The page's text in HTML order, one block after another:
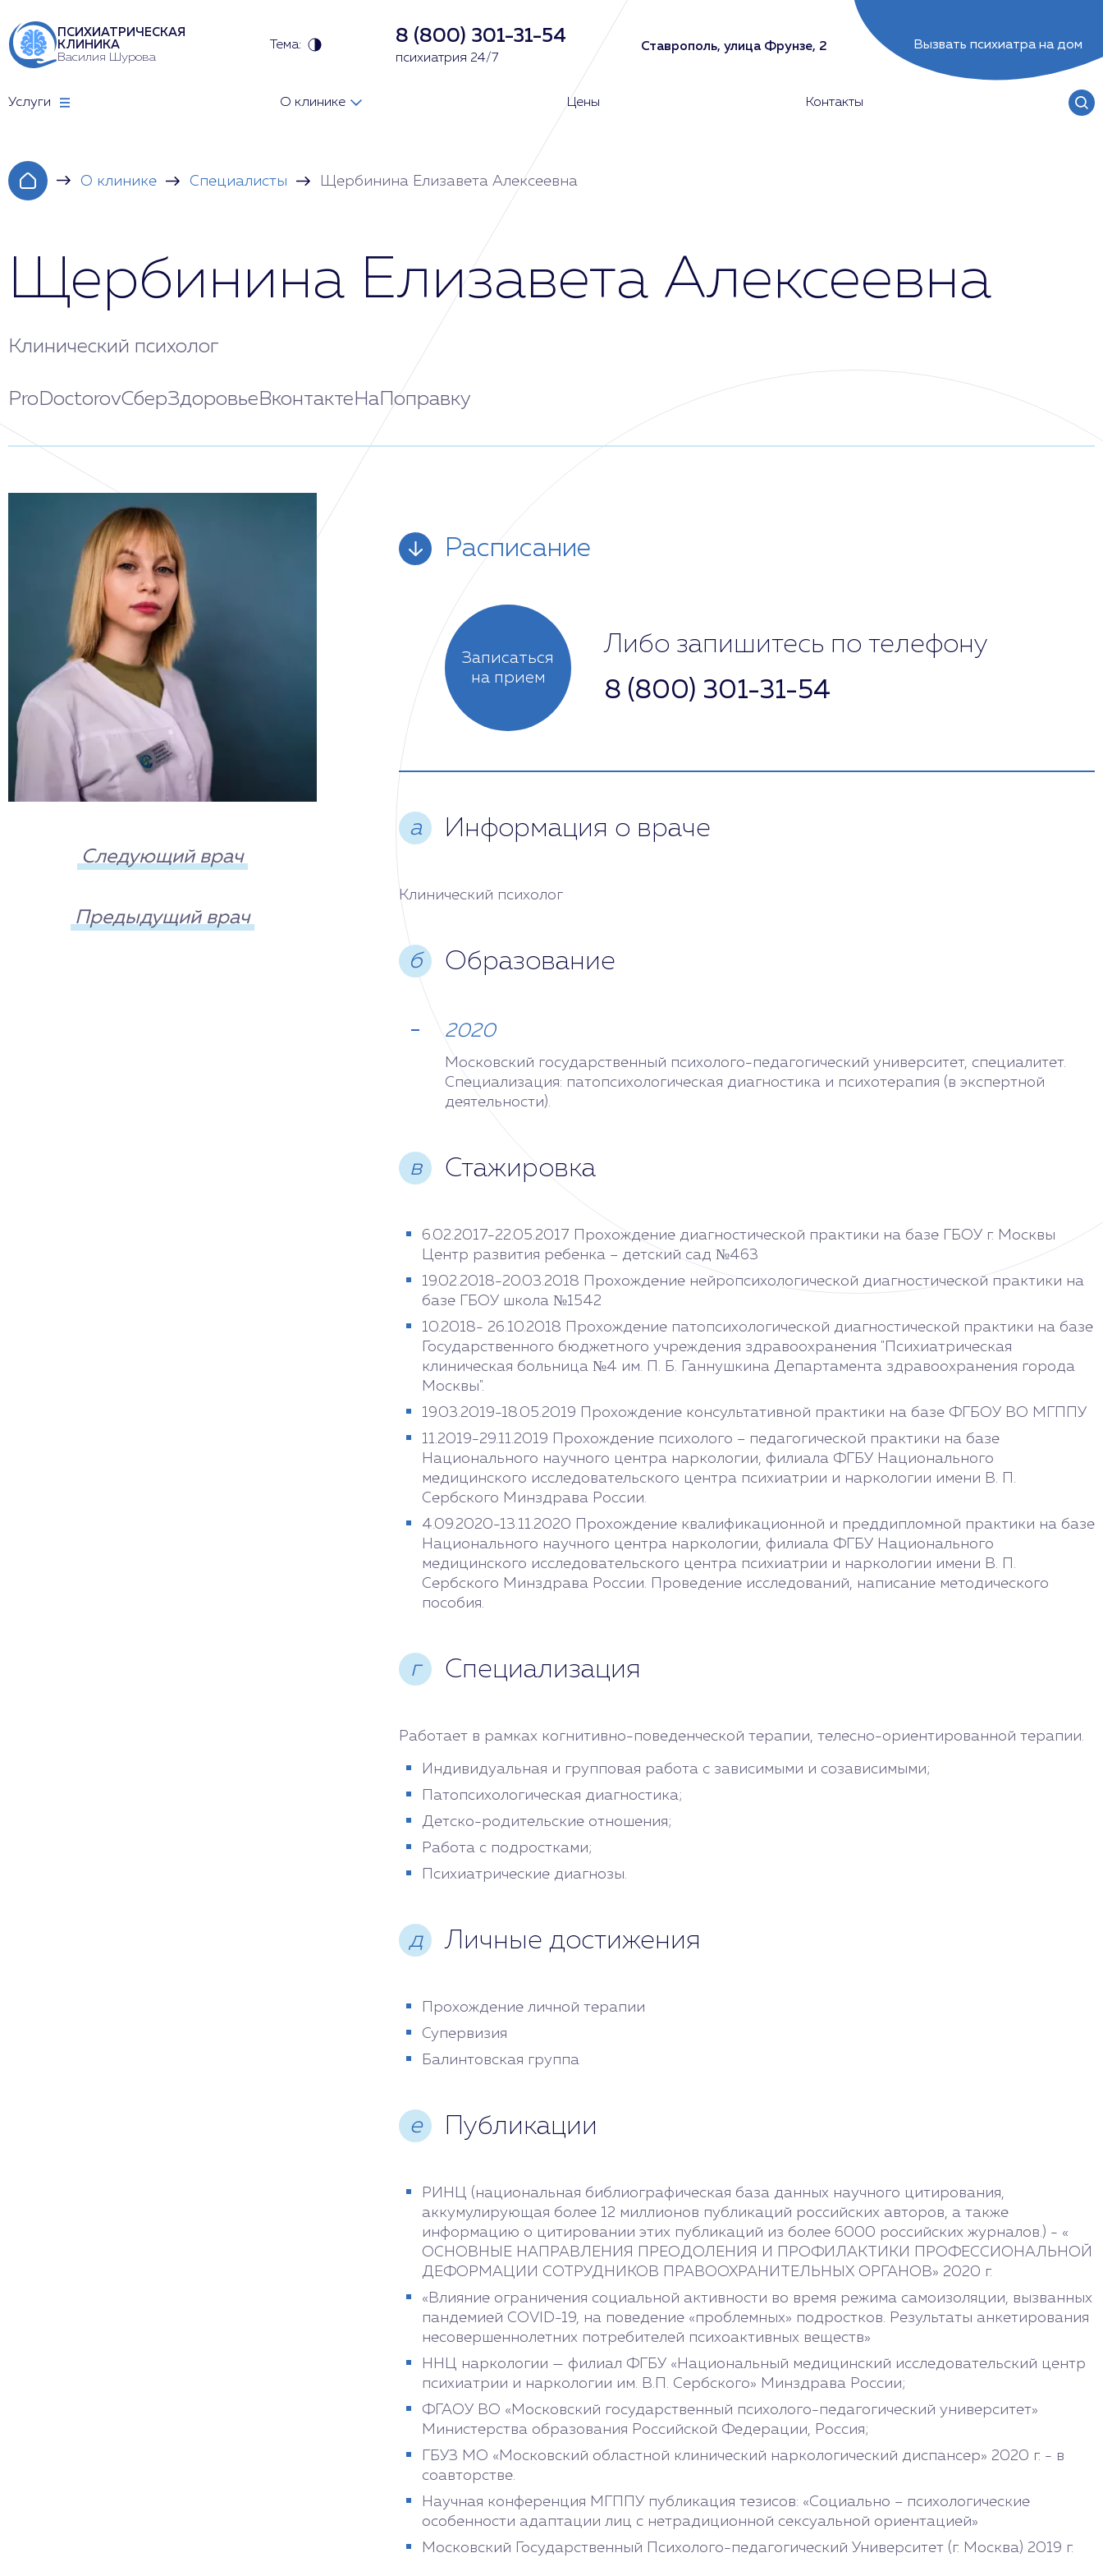
ПСИХИАТРИЧЕСКАЯ
КЛИНИКА
Василия Шурова
Тема: 8 (800) 301-31-54
психиатрия 24/7
Ставрополь, улица Фрунзе, 2 Вызвать психиатра на дом
Услуги О клинике Цены Контакты
О клинике Специалисты Щербинина Елизавета Алексеевна
Щербинина Елизавета Алексеевна
Клинический психолог
ProDoctorovСберЗдоровье Вконтакте НаПоправку
Следующий врач
Предыдущий врач
Расписание
Понедельник
Вторник
Записаться
на прием
Либо запишитесь по телефону
8 (800) 301-31-54
а Информация о враче
Клинический психолог
б Образование
2020
Московский государственный психолого-педагогический университет, специалитет.
Специализация: патопсихологическая диагностика и психотерапия (в экспертной
деятельности).
в Стажировка
6.02.2017-22.05.2017 Прохождение диагностической практики на базе ГБОУ г. Москвы
Центр развития ребенка – детский сад №463
19.02.2018-20.03.2018 Прохождение нейропсихологической диагностической практики на
базе ГБОУ школа №1542
10.2018- 26.10.2018 Прохождение патопсихологической диагностической практики на базе
Государственного бюджетного учреждения здравоохранения "Психиатрическая
клиническая больница №4 им. П. Б. Ганнушкина Департамента здравоохранения города
Москвы".
19.03.2019-18.05.2019 Прохождение консультативной практики на базе ФГБОУ ВО МГППУ
11.2019-29.11.2019 Прохождение психолого – педагогической практики на базе
Национального научного центра наркологии, филиала ФГБУ Национального
медицинского исследовательского центра психиатрии и наркологии имени В. П.
Сербского Минздрава России.
4.09.2020-13.11.2020 Прохождение квалификационной и преддипломной практики на базе
Национального научного центра наркологии, филиала ФГБУ Национального
медицинского исследовательского центра психиатрии и наркологии имени В. П.
Сербского Минздрава России. Проведение исследований, написание методического
пособия.
г Специализация
Работает в рамках когнитивно-поведенческой терапии, телесно-ориентированной терапии.
Индивидуальная и групповая работа с зависимыми и созависимыми;
Патопсихологическая диагностика;
Детско-родительские отношения;
Работа с подростками;
Психиатрические диагнозы.
д Личные достижения
Прохождение личной терапии
Супервизия
Балинтовская группа
е Публикации
РИНЦ (национальная библиографическая база данных научного цитирования,
аккумулирующая более 12 миллионов публикаций российских авторов, а также
информацию о цитировании этих публикаций из более 6000 российских журналов.) - «
ОСНОВНЫЕ НАПРАВЛЕНИЯ ПРЕОДОЛЕНИЯ И ПРОФИЛАКТИКИ ПРОФЕССИОНАЛЬНОЙ
ДЕФОРМАЦИИ СОТРУДНИКОВ ПРАВООХРАНИТЕЛЬНЫХ ОРГАНОВ» 2020 г.
«Влияние ограничения социальной активности во время режима самоизоляции, вызванных
пандемией COVID-19, на поведение «проблемных» подростков. Результаты анкетирования
несовершеннолетних потребителей психоактивных веществ»
ННЦ наркологии — филиал ФГБУ «Национальный медицинский исследовательский центр
психиатрии и наркологии им. В.П. Сербского» Минздрава России;
ФГАОУ ВО «Московский государственный психолого-педагогический университет»
Министерства образования Российской Федерации, Россия;
ГБУЗ МО «Московский областной клинический наркологический диспансер» 2020 г. - в
соавторстве.
Научная конференция МГППУ публикация тезисов: «Социально – психологические
особенности адаптации лиц с нетрадиционной сексуальной ориентацией»
Московский Государственный Психолого-педагогический Университет (г. Москва) 2019 г.